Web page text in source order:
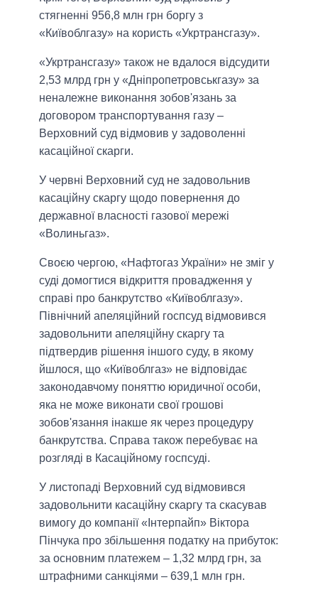
стягненні 956,8 млн грн боргу з
«Київоблгазу» на користь «Укртрансгазу».
«Укртрансгазу» також не вдалося відсудити
2,53 млрд грн у «Дніпропетровськгазу» за
неналежне виконання зобов'язань за
договором транспортування газу –
Верховний суд відмовив у задоволенні
касаційної скарги.
У червні Верховний суд не задовольнив
касаційну скаргу щодо повернення до
державної власності газової мережі
«Волиньгаз».
Своєю чергою, «Нафтогаз України» не зміг у
суді домогтися відкриття провадження у
справі про банкрутство «Київоблгазу».
Північний апеляційний госпсуд відмовився
задовольнити апеляційну скаргу та
підтвердив рішення іншого суду, в якому
йшлося, що «Київоблгаз» не відповідає
законодавчому поняттю юридичної особи,
яка не може виконати свої грошові
зобов'язання інакше як через процедуру
банкрутства. Справа також перебуває на
розгляді в Касаційному госпсуді.
У листопаді Верховний суд відмовився
задовольнити касаційну скаргу та скасував
вимогу до компанії «Інтерпайп» Віктора
Пінчука про збільшення податку на прибуток:
за основним платежем – 1,32 млрд грн, за
штрафними санкціями – 639,1 млн грн.